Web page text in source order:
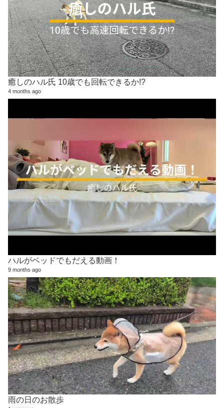
癒しのハル氏 10歳でも回転できるか!?
4 months ago
ハルがベッドでもだえる動画！
9 months ago
雨の日のお散歩